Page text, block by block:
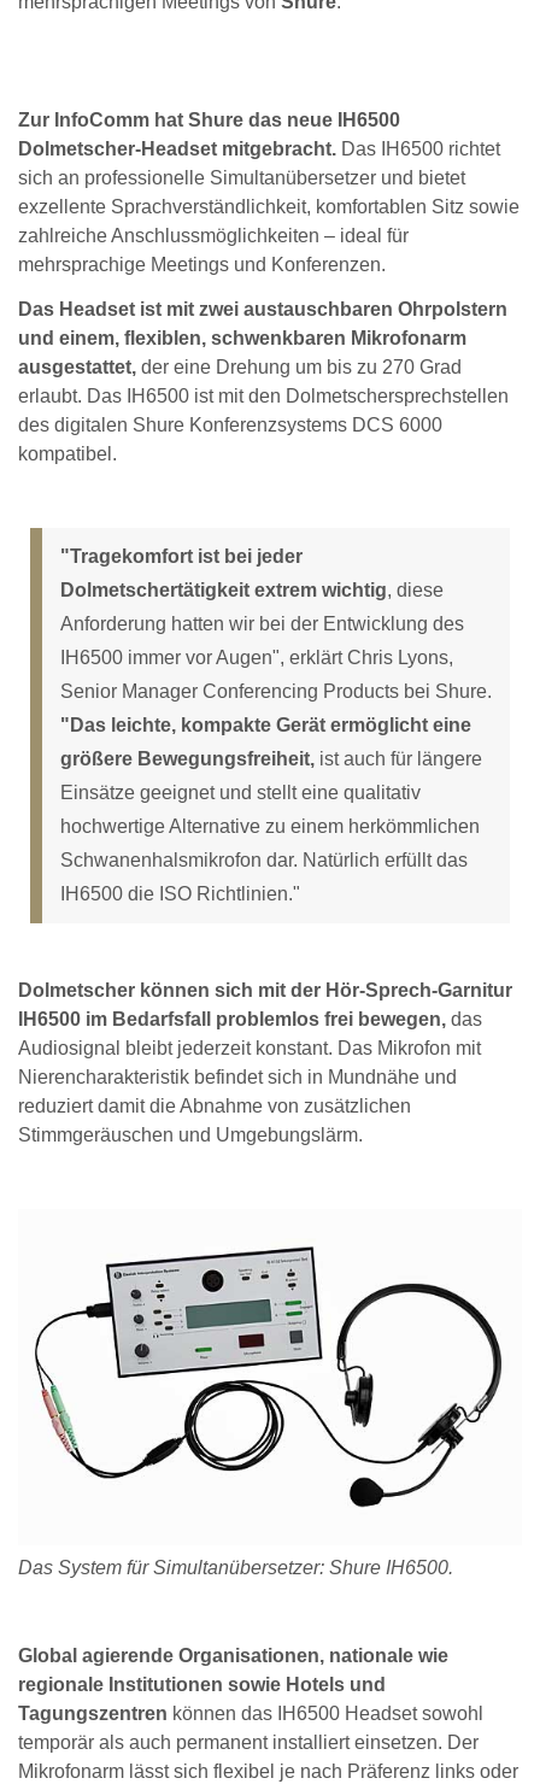
Zur InfoComm hat Shure das neue IH6500
Dolmetscher-Headset mitgebracht. Das IH6500 richtet
sich an professionelle Simultanübersetzer und bietet
exzellente Sprachverständlichkeit, komfortablen Sitz sowie
zahlreiche Anschlussmöglichkeiten – ideal für
mehrsprachige Meetings und Konferenzen.
Das Headset ist mit zwei austauschbaren Ohrpolstern
und einem, flexiblen, schwenkbaren Mikrofonarm
ausgestattet, der eine Drehung um bis zu 270 Grad
erlaubt. Das IH6500 ist mit den Dolmetschersprechstellen
des digitalen Shure Konferenzsystems DCS 6000
kompatibel.
"Tragekomfort ist bei jeder
Dolmetschertätigkeit extrem wichtig, diese
Anforderung hatten wir bei der Entwicklung des
IH6500 immer vor Augen", erklärt Chris Lyons,
Senior Manager Conferencing Products bei Shure.
"Das leichte, kompakte Gerät ermöglicht eine
größere Bewegungsfreiheit, ist auch für längere
Einsätze geeignet und stellt eine qualitativ
hochwertige Alternative zu einem herkömmlichen
Schwanenhalsmikrofon dar. Natürlich erfüllt das
IH6500 die ISO Richtlinien."
Dolmetscher können sich mit der Hör-Sprech-Garnitur
IH6500 im Bedarfsfall problemlos frei bewegen, das
Audiosignal bleibt jederzeit konstant. Das Mikrofon mit
Nierencharakteristik befindet sich in Mundnähe und
reduziert damit die Abnahme von zusätzlichen
Stimmgeräuschen und Umgebungslärm.
Das System für Simultanübersetzer: Shure IH6500.
Global agierende Organisationen, nationale wie
regionale Institutionen sowie Hotels und
Tagungszentren können das IH6500 Headset sowohl
temporär als auch permanent installiert einsetzen. Der
Mikrofonarm lässt sich flexibel je nach Präferenz links oder